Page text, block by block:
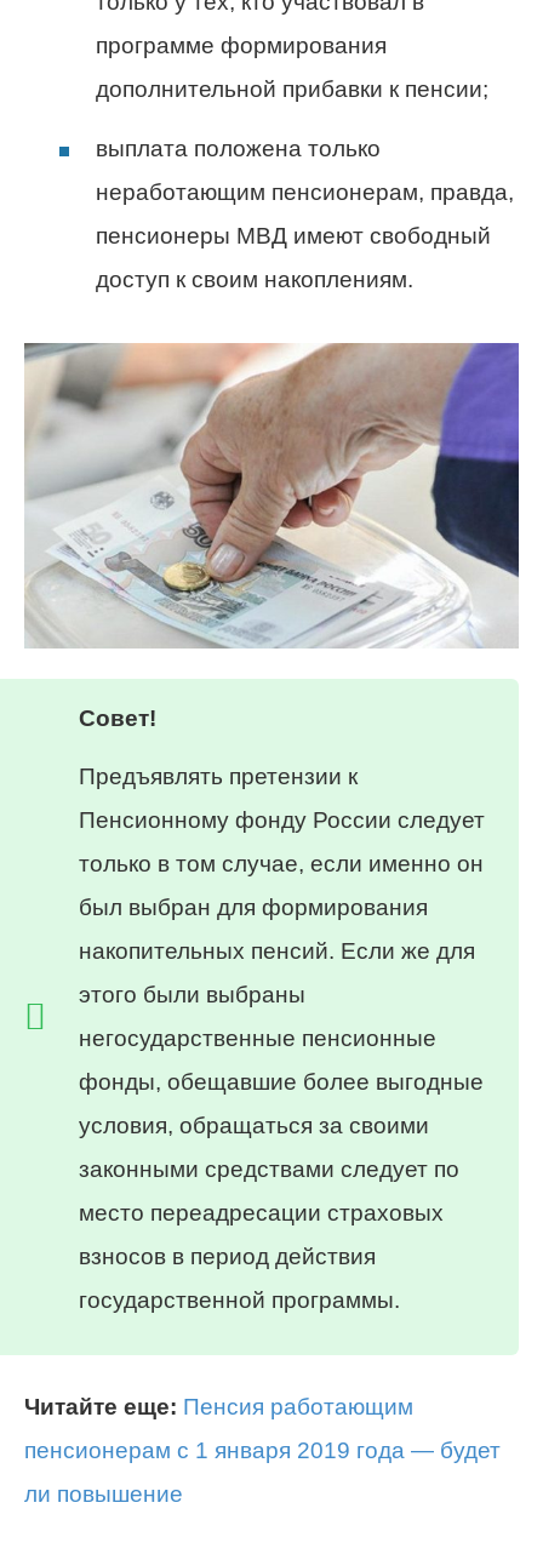
программе формирования
дополнительной прибавки к пенсии;
выплата положена только
неработающим пенсионерам, правда,
пенсионеры МВД имеют свободный
доступ к своим накоплениям.
Совет!
Предъявлять претензии к
Пенсионному фонду России следует
только в том случае, если именно он
был выбран для формирования
накопительных пенсий. Если же для
этого были выбраны
негосударственные пенсионные
фонды, обещавшие более выгодные
условия, обращаться за своими
законными средствами следует по
место переадресации страховых
взносов в период действия
государственной программы.
Читайте еще: Пенсия работающим
пенсионерам с 1 января 2019 года — будет
ли повышение